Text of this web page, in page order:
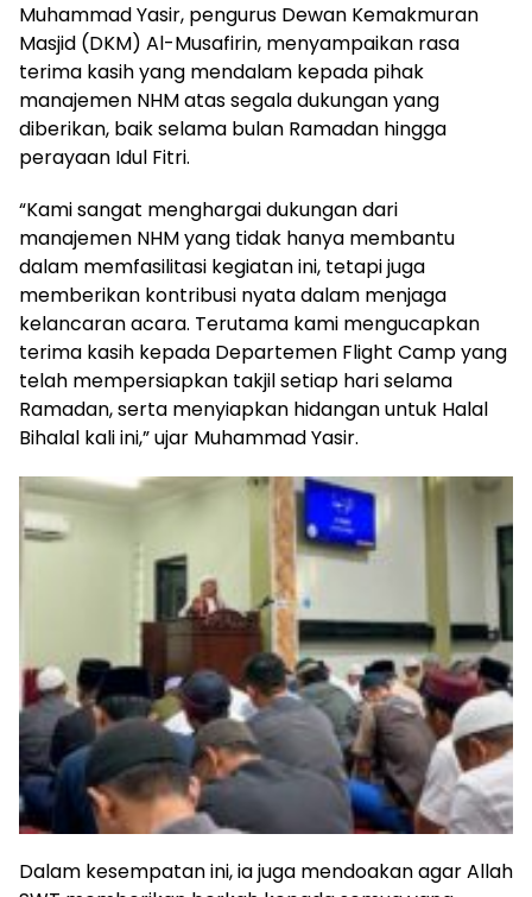
Muhammad Yasir, pengurus Dewan Kemakmuran
Masjid (DKM) Al-Musafirin, menyampaikan rasa
terima kasih yang mendalam kepada pihak
manajemen NHM atas segala dukungan yang
diberikan, baik selama bulan Ramadan hingga
perayaan Idul Fitri.
“Kami sangat menghargai dukungan dari
manajemen NHM yang tidak hanya membantu
dalam memfasilitasi kegiatan ini, tetapi juga
memberikan kontribusi nyata dalam menjaga
kelancaran acara. Terutama kami mengucapkan
terima kasih kepada Departemen Flight Camp yang
telah mempersiapkan takjil setiap hari selama
Ramadan, serta menyiapkan hidangan untuk Halal
Bihalal kali ini,” ujar Muhammad Yasir.
Dalam kesempatan ini, ia juga mendoakan agar Allah